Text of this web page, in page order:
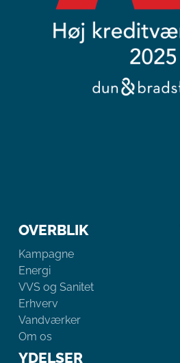
OVERBLIK
Kampagne
Energi
VVS og Sanitet
Erhverv
Vandværker
Om os
YDELSER